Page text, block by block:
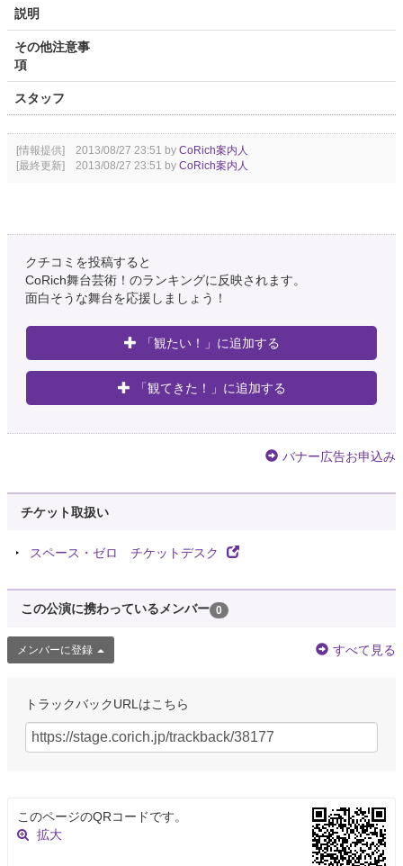
説明
その他注意事
項
スタッフ
[情報提供] 2013/08/27 23:51 by CoRich案内人
[最終更新] 2013/08/27 23:51 by CoRich案内人
クチコミを投稿すると
CoRich舞台芸術！のランキングに反映されます。
面白そうな舞台を応援しましょう！
「観たい！」に追加する
「観てきた！」に追加する
バナー広告お申込み
チケット取扱い
スペース・ゼロ チケットデスク
この公演に携わっているメンバー 0
メンバーに登録 すべて見る
トラックバックURLはこちら
このページのQRコードです。
拡大